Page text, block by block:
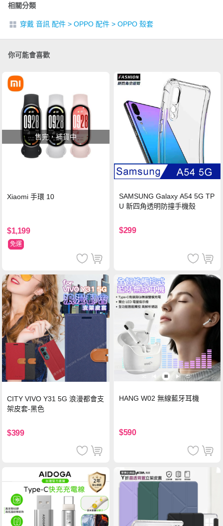
相關分類
穿戴 音訊 配件 > OPPO 配件 > OPPO 殼套
你可能會喜歡
售完，補貨中
Xiaomi 手環 10
$1,199
免運
SAMSUNG Galaxy A54 5G TP
U 新四角透明防撞手機殼
$299
CITY VIVO Y31 5G 浪漫都會支
架皮套-黑色
$399
HANG W02 無線藍牙耳機
$590